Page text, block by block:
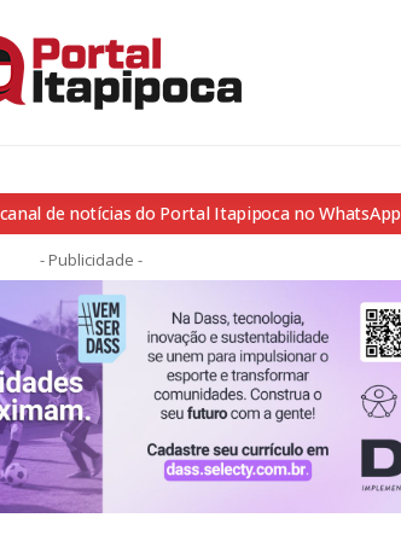
de notícias do Portal Itapipoca no WhatsApp
- Publicidade -